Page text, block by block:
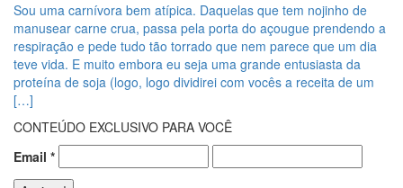
Sou uma carnívora bem atípica. Daquelas que tem nojinho de
manusear carne crua, passa pela porta do açougue prendendo a
respiração e pede tudo tão torrado que nem parece que um dia
teve vida. E muito embora eu seja uma grande entusiasta da
proteína de soja (logo, logo dividirei com vocês a receita de um
[…]
CONTEÚDO EXCLUSIVO PARA VOCÊ
Email *